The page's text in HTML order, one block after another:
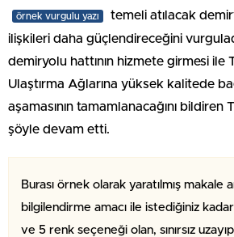
örnek vurgulu yazı
temeli atılacak
ilişkileri daha güçlendireceğini
demiryolu hattının hizmete girmesi ile
Ulaştırma Ağlarına yüksek kalitede
aşamasının tamamlanacağını bildiren
şöyle devam etti.
Burası örnek olarak yaratılmış makale
bilgilendirme amacı ile istediğiniz
ve 5 renk seçeneği olan, sınırsız